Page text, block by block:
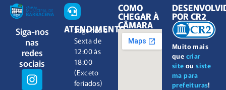
Siga-nos
nas
redes
sociais
ATENDIMENTO
Segunda à
Sexta de
12:00 às
18:00
(Exceto
feriados)
COMO
CHEGAR À
CÂMARA
Muito mais
que criar
site ousiste
ma para
prefeituras!
POR CR2